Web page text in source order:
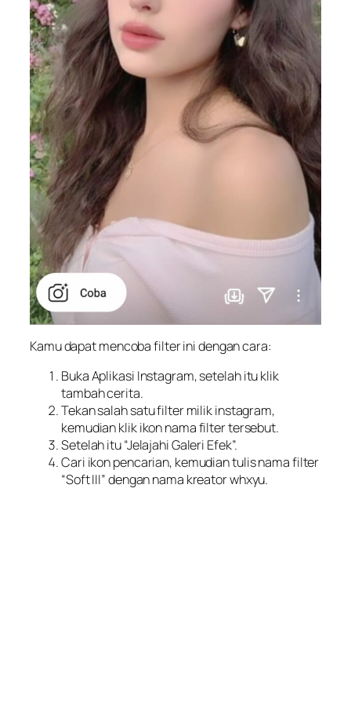
Kamu dapat mencoba filter ini dengan cara:
Buka Aplikasi Instagram, setelah itu klik
tambah cerita.
Tekan salah satu filter milik instagram,
kemudian klik ikon nama filter tersebut.
Setelah itu “Jelajahi Galeri Efek”.
Cari ikon pencarian, kemudian tulis nama filter
“Soft III” dengan nama kreator whxyu.